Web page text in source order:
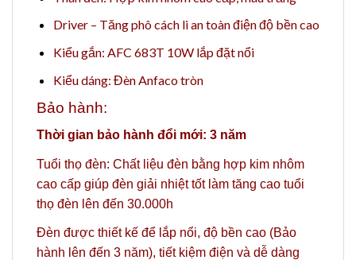
Driver – Tăng phô cách li an toàn điện độ bền cao
Kiểu gắn: AFC 683T 10W lắp đặt nổi
Kiểu dáng: Đèn Anfaco tròn
Bảo hành:
Thời gian bảo hành đổi mới: 3 năm
Tuổi thọ đèn: Chất liệu đèn bằng hợp kim nhôm
cao cấp giúp đèn giải nhiệt tốt làm tăng cao tuổi
thọ đèn lên đến 30.000h
Đèn được thiết kế để lắp nổi, độ bền cao (Bảo
hành lên đến 3 năm), tiết kiệm điện và dễ dàng